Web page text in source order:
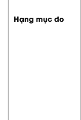
Hạng mục đo